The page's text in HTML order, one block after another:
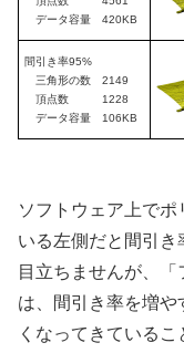
データ容量 420KB
間引き率95%
三角形の数 2149
頂点数 1228
データ容量 106KB
ソフトウェア上で
いる左側だと間引き
目立ちませんが、
は、間引き率を増
くなってきている